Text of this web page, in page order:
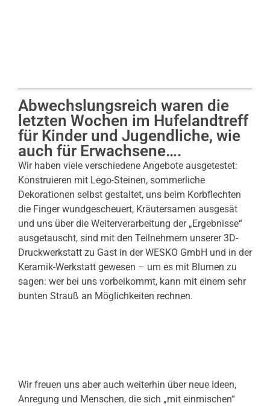
Abwechslungsreich waren die
letzten Wochen im Hufelandtreff
für Kinder und Jugendliche, wie
auch für Erwachsene….
Wir haben viele verschiedene Angebote ausgetestet:
Konstruieren mit Lego-Steinen, sommerliche
Dekorationen selbst gestaltet, uns beim Korbflechten
die Finger wundgescheuert, Kräutersamen ausgesät
und uns über die Weiterverarbeitung der „Ergebnisse“
ausgetauscht, sind mit den Teilnehmern unserer 3D-
Druckwerkstatt zu Gast in der WESKO GmbH und in der
Keramik-Werkstatt gewesen – um es mit Blumen zu
sagen: wer bei uns vorbeikommt, kann mit einem sehr
bunten Strauß an Möglichkeiten rechnen.
Wir freuen uns aber auch weiterhin über neue Ideen,
Anregung und Menschen, die sich „mit einmischen“